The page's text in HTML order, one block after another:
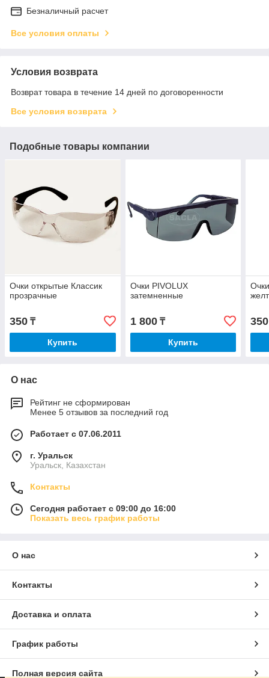
Безналичный расчет
Все условия оплаты
Условия возврата
Возврат товара в течение 14 дней по договоренности
Все условия возврата
Подобные товары компании
Очки открытые Классик
прозрачные
350 ₸
Купить
Очки PIVOLUX
затемненные
1 800₸
Купить
350
О нас
Рейтинг не сформирован
Менее 5 отзывов за последний год
Работает с 07.06.2011
г. Уральск
Уральск, Казахстан
Контакты
Сегодня работает с 09:00 до 16:00
Показать весь график работы
О нас
Контакты
Доставка и оплата
График работы
Полная версия сайта